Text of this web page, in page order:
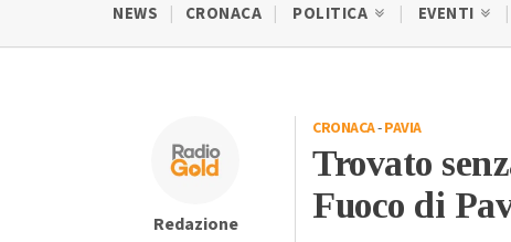
NEWS CRONACA POLITICA EVENTI
Redazione
CRONACA-PAVIA
Trovato
Fuoco di